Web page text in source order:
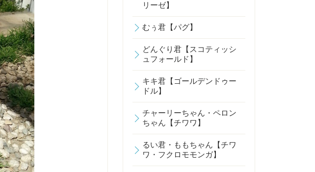
リーゼ】
むぅ君【パグ】
どんぐり君【スコティッシ
ュフォールド】
キキ君【ゴールデンドゥー
ドル】
チャーリーちゃん・ペロン
ちゃん【チワワ】
るい君・ももちゃん【チワ
ワ・フクロモモンガ】